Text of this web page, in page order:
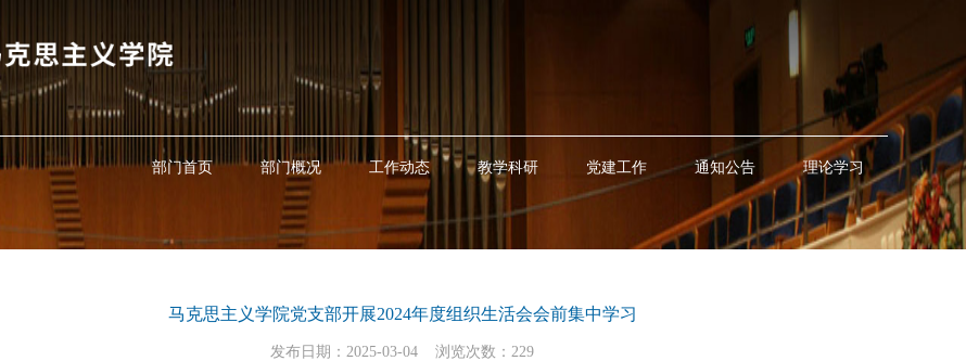
部门首页 部门概况 工作动态 教学科研 党建工作 通知公告 理论学习
马克思主义学院党支部开展2024年度组织生活会会前集中学习
发布日期：2025-03-04 浏览次数： 229